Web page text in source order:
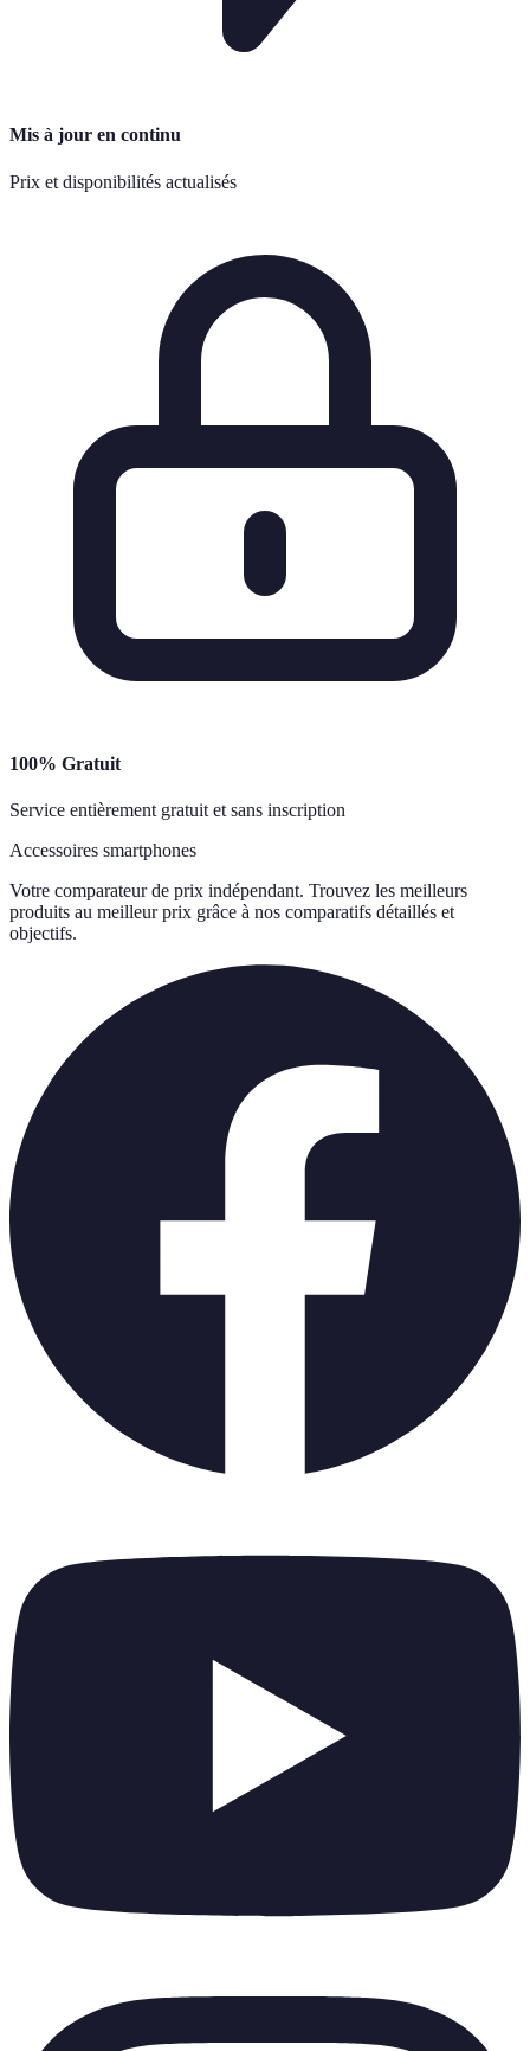
Mis à jour en continu
Prix et disponibilités actualisés
100% Gratuit
Service entièrement gratuit et sans inscription
Accessoires smartphones
Votre comparateur de prix indépendant. Trouvez les meilleurs
produits au meilleur prix grâce à nos comparatifs détaillés et
objectifs.